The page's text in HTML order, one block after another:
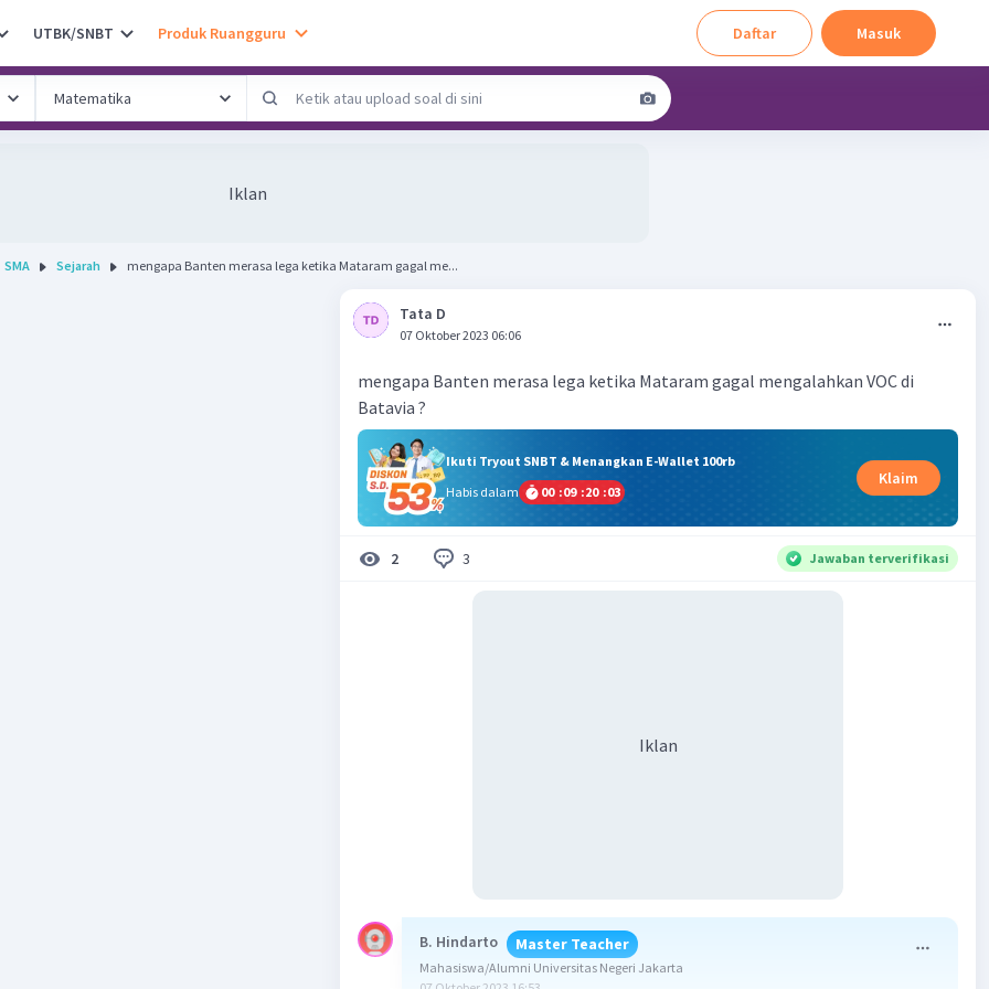
UTBK/SNBT Produk Ruangguru Daftar Masuk
Iklan
SMA Sejarah mengapa Banten merasa lega ketika Mataram gagal me...
Tata D
07 Oktober 2023 06:06
mengapa Banten merasa lega ketika Mataram gagal mengalahkan VOC di
Batavia ?
Ikuti Tryout SNBT & Menangkan E-Wallet 100rb
Habis dalam
00 :09 :20 :03
Klaim
2 3 Jawaban terverifikasi
Iklan
B. Hindarto Master Teacher
Mahasiswa/Alumni Universitas Negeri Jakarta